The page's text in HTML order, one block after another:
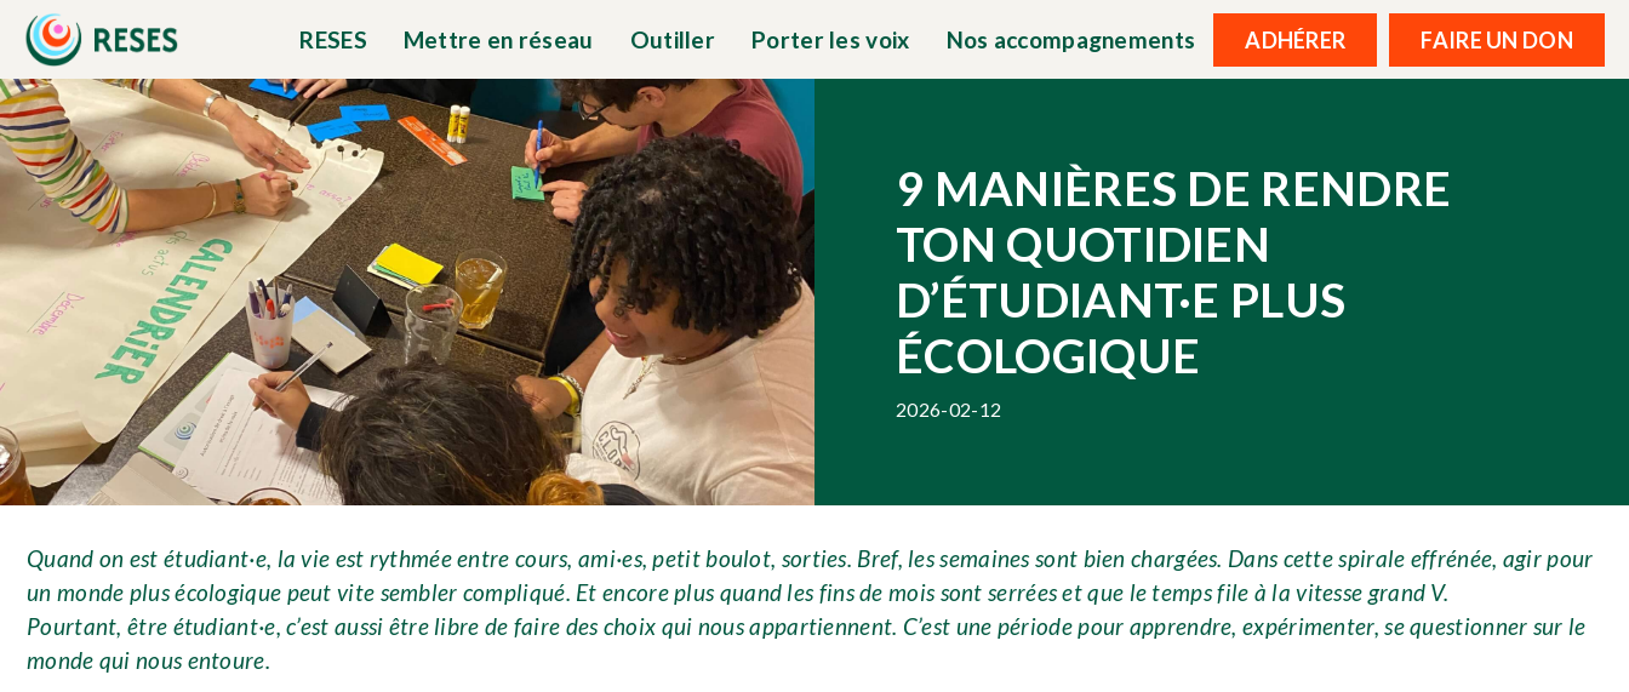
RESES Mettre en réseau Outiller Porter les voix Nos accompagnements ADHÉRER FAIRE UN DON
9 MANIÈRES DE RENDRE
TON QUOTIDIEN
D’ÉTUDIANT·E PLUS
ÉCOLOGIQUE
2026-02-12
Quand on est étudiant·e, la vie est rythmée entre cours, ami·es, petit boulot, sorties. Bref, les semaines sont bien chargées. Dans cette spirale effrénée, agir pour
un monde plus écologique peut vite sembler compliqué. Et encore plus quand les fins de mois sont serrées et que le temps file à la vitesse grand V.
Pourtant, être étudiant·e, c’est aussi être libre de faire des choix qui nous appartiennent. C’est une période pour apprendre, expérimenter, se questionner sur le
monde qui nous entoure.